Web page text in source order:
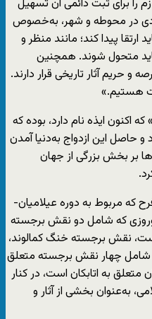
را برای ثبت دائمی آن تسهیل
در محوطه و شهر، به‌خصوص
پیدا کند؛ مانند منظر و
متحول شوند. همچنین
حریم آثار تاریخی قرار دارند.
هستیم.»
اکنون ایذه نام دارد، بوده که
و حاصل این ازدواج به‌دنیا آمدن
بر بخش بزرگی از جهان
که مربوط به دوره عیلامیان-
که شامل دو نقش برجسته
نقش برجسته خنگ کمالوند،
شامل چهار نقش برجسته متعلق
متعلق به اتابکان است، در کنار
به‌عنوان بخشی از آثار و